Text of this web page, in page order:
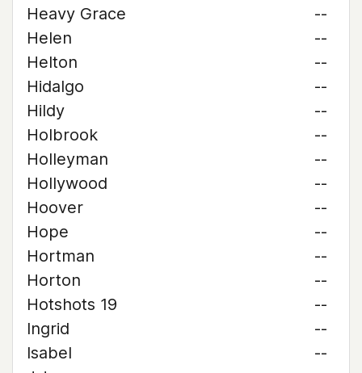
Heavy Grace
--
Helen
--
Helton
--
Hidalgo
--
Hildy
--
Holbrook
--
Holleyman
--
Hollywood
--
Hoover
--
Hope
--
Hortman
--
Horton
--
Hotshots 19
--
Ingrid
--
Isabel
--